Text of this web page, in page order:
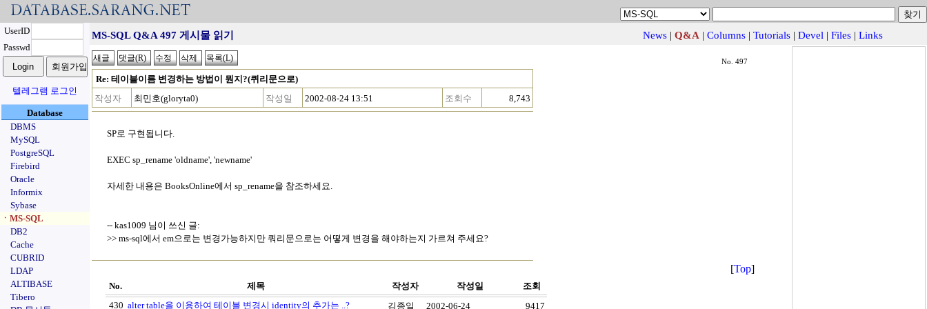
UserID
Passwd
텔레그램 로그인
Database
DBMS
MySQL
PostgreSQL
Firebird
Oracle
Informix
Sybase
ㆍMS-SQL
DB2
Cache
CUBRID
LDAP
ALTIBASE
Tibero
MS-SQL Q&A 497 게시물 읽기 News | Q&A | Columns | Tutorials | Devel | Files | Links
No. 497
Re: 테이블이름 변경하는 방법이 뭔지?(퀴리문으로)
작성자
최민호(gloryta0) 작성일 2002-08-24 13:51 조회수 8,743
SP로 구현됩니다.
EXEC sp_rename 'oldname', 'newname'
자세한 내용은 BooksOnline에서 sp_rename을 참조하세요.
-- kas1009 님이 쓰신 글:
>> ms-sql에서 em으로는 변경가능하지만 쿼리문으로는 어떻게 변경을 해야하는지 가르쳐 주세요?
[Top]
No. 제목 작성자 작성일
조회
430 alter table을 이용하여 테이블 변경시 identity의 추가는 ..? 김종일 2002-06-24 9417